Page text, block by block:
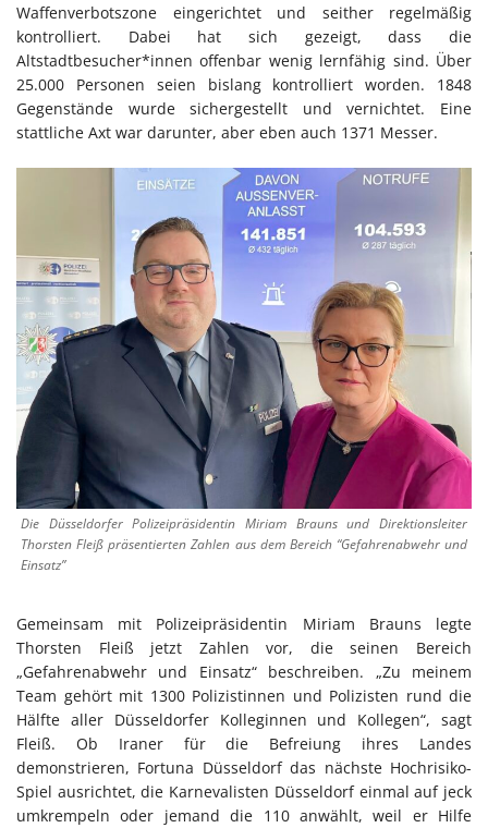
Waffenverbotszone eingerichtet und seither regelmäßig
kontrolliert. Dabei hat sich gezeigt, dass die
Altstadtbesucher*innen offenbar wenig lernfähig sind. Über
25.000 Personen seien bislang kontrolliert worden. 1848
Gegenstände wurde sichergestellt und vernichtet. Eine
stattliche Axt war darunter, aber eben auch 1371 Messer.
Die Düsseldorfer Polizeipräsidentin Miriam Brauns und Direktionsleiter
Thorsten Fleiß präsentierten Zahlen aus dem Bereich “Gefahrenabwehr und
Einsatz”
Gemeinsam mit Polizeipräsidentin Miriam Brauns legte
Thorsten Fleiß jetzt Zahlen vor, die seinen Bereich
„Gefahrenabwehr und Einsatz“ beschreiben. „Zu meinem
Team gehört mit 1300 Polizistinnen und Polizisten rund die
Hälfte aller Düsseldorfer Kolleginnen und Kollegen“, sagt
Fleiß. Ob Iraner für die Befreiung ihres Landes
demonstrieren, Fortuna Düsseldorf das nächste Hochrisiko-
Spiel ausrichtet, die Karnevalisten Düsseldorf einmal auf jeck
umkrempeln oder jemand die 110 anwählt, weil er Hilfe